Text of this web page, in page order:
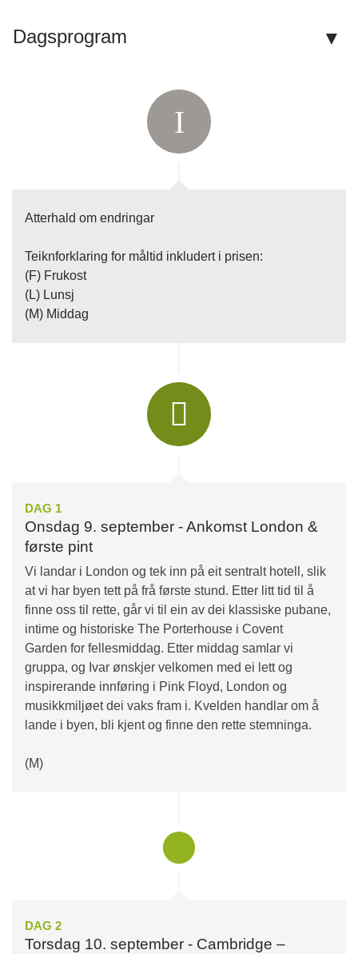
Fotefar Temareiser AS
Sognefjordvegen 40
6863Leikanger
Dagsprogram
Atterhald om endringar
Teiknforklaring for måltid inkludert i prisen:
(F) Frukost
(L) Lunsj
(M) Middag
DAG 1
Onsdag 9. september - Ankomst London &
første pint
Vi landar i London og tek inn på eit sentralt hotell, slik
at vi har byen tett på frå første stund. Etter litt tid til å
finne oss til rette, går vi til ein av dei klassiske pubane,
intime og historiske The Porterhouse i Covent
Garden for fellesmiddag. Etter middag samlar vi
gruppa, og Ivar ønskjer velkomen med ei lett og
inspirerande innføring i Pink Floyd, London og
musikkmiljøet dei vaks fram i. Kvelden handlar om å
lande i byen, bli kjent og finne den rette stemninga.
(M)
DAG 2
Torsdag 10. september - Cambridge –